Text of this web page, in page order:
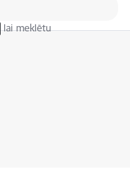
lai meklētu